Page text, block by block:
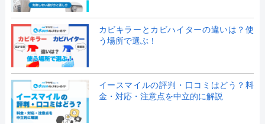
カビキラーとカビハイターの違いは？使
う場所で選ぶ！
イースマイルの評判・口コミはどう？料
金・対応・注意点を中立的に解説